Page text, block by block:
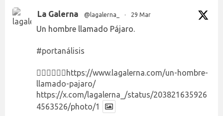
La Galerna @lagalerna_ · 29 Mar
Un hombre llamado Pájaro.
#portanálisis
👉🏻👉🏻👉🏻 https://www.lagalerna.com/un-hombre-
llamado-pajaro/
https://x.com/lagalerna_/status/203821635926
4563526/photo/1